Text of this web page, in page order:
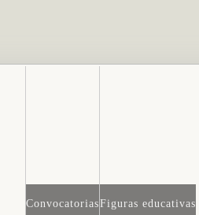
ConvocatoriasFiguras educativas